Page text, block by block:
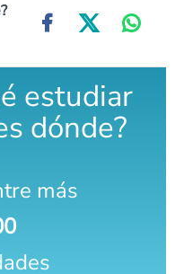
estudiar
dónde?
más